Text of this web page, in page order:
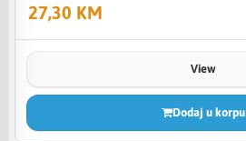
27,30 KM
View
Dodaj u korpu